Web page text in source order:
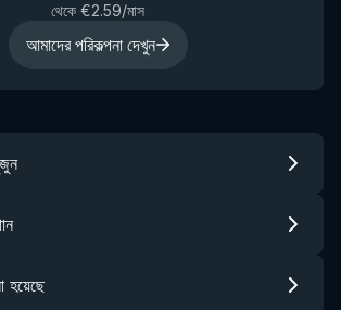
থেকে €2.59/মাস
আমাদের পরিকল্পনা দেখুন
হয়েছে